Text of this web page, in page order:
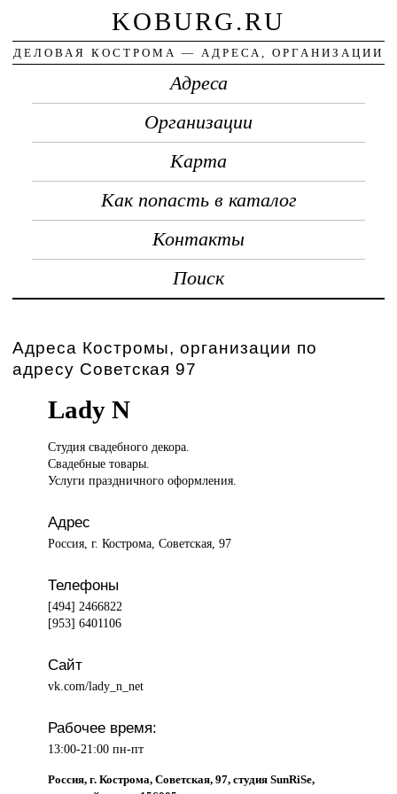
KOBURG.RU
ДЕЛОВАЯ КОСТРОМА — АДРЕСА, ОРГАНИЗАЦИИ
Адреса
Организации
Карта
Как попасть в каталог
Контакты
Поиск
Адреса Костромы, организации по
адресу Советская 97
Lady N
Студия свадебногодекора.
Свадебные товары.
Услуги праздничного оформления.
Адрес
Россия, г. Кострома, Советская, 97
Телефоны
[494] 2466822
[953] 6401106
Сайт
vk.com/lady_n_net
Рабочее время:
13:00-21:00 пн-пт
Россия, г. Кострома, Советская, 97, студия SunRiSe,